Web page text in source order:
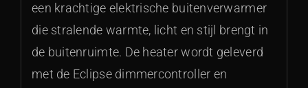
een krachtige elektrische buitenverwarmer
die stralende warmte, licht en stijl brengt in
de buitenruimte. De heater wordt geleverd
met de Eclipse dimmercontroller en